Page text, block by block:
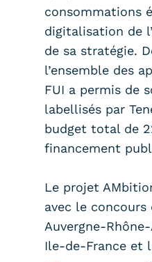
consommations
digitalisation de
de sa stratégie.
l’ensemble des
FUI a permis de
labellisés par
budget total de
financement
Le projet
avec le concours
Auvergne-
Ile-de-France et